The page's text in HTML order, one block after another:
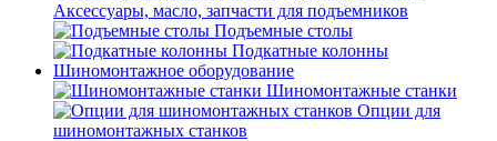
Аксессуары, масло, запчасти для подъемников
Подъемные столы
Подкатные колонны
Шиномонтажное оборудование
Шиномонтажные станки
Опции для
шиномонтажных станков